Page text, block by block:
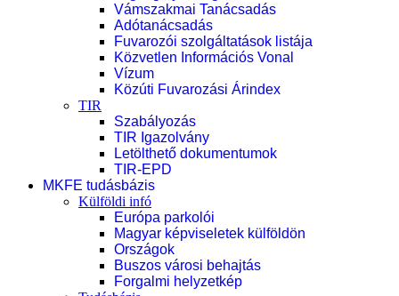
Vámszakmai Tanácsadás
Adótanácsadás
Fuvarozói szolgáltatások listája
Közvetlen Információs Vonal
Vízum
Közúti Fuvarozási Árindex
TIR
Szabályozás
TIR Igazolvány
Letölthető dokumentumok
TIR-EPD
MKFE tudásbázis
Külföldi infó
Európa parkolói
Magyar képviseletek külföldön
Országok
Buszos városi behajtás
Forgalmi helyzetkép